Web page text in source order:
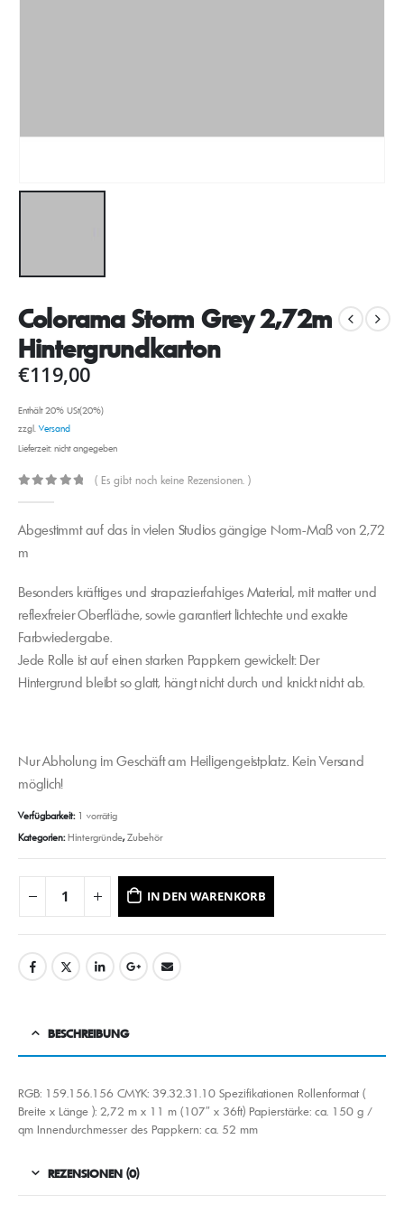
Colorama Storm Grey 2,72m
Hintergrundkarton
€119,00
Enthält 20% USt(20%)
zzgl.Versand
Lieferzeit: nicht angegeben
( Es gibt noch keine Rezensionen. )
Abgestimmt auf das in vielen Studios gängige Norm-Maß von 2,72
m
Besonders kräftiges und strapazierfahiges Material, mit matter und
reflexfreier Oberfläche, sowie garantiert lichtechte und exakte
Farbwiedergabe.
Jede Rolle ist auf einen starken Pappkern gewickelt: Der
Hintergrund bleibt so glatt, hängt nicht durch und knickt nicht ab.
Nur Abholung im Geschäft am Heiligengeistplatz. Kein Versand
möglich!
Verfügbarkeit: 1 vorrätig
Kategorien:Hintergründe,Zubehör
IN DEN WARENKORB
BESCHREIBUNG
RGB: 159.156.156 CMYK: 39.32.31.10 Spezifikationen Rollenformat (
Breite x Länge ): 2,72 m x 11 m (107″ x 36ft) Papierstärke: ca. 150 g /
qm Innendurchmesser des Pappkern: ca. 52 mm
REZENSIONEN (0)